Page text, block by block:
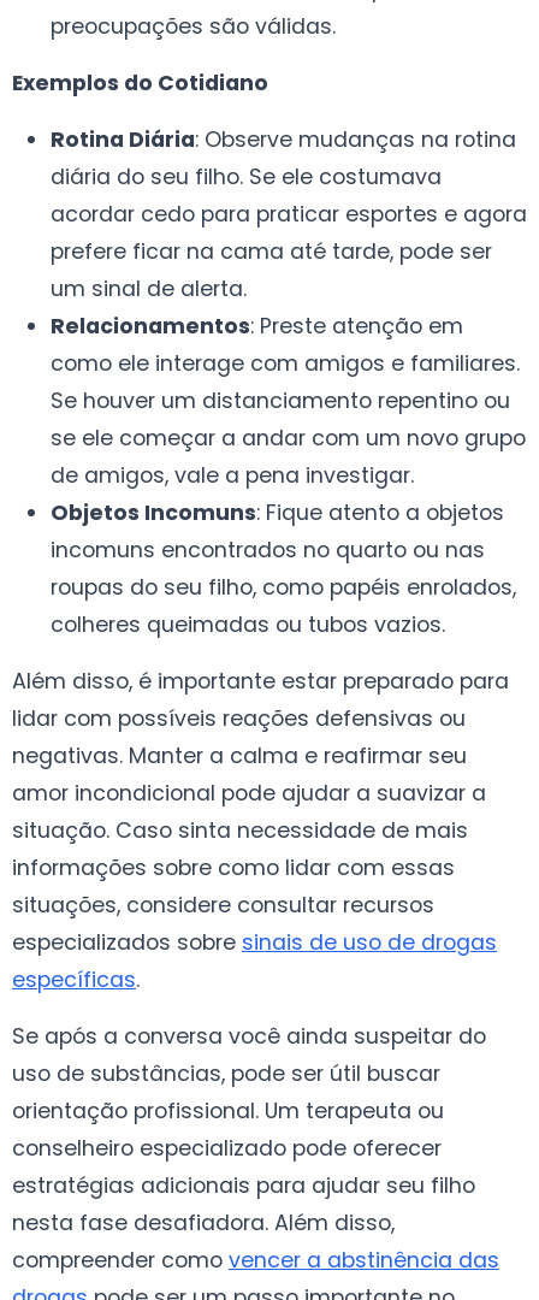
preocupações são válidas.
Exemplos do Cotidiano
Rotina Diária: Observe mudanças na rotina
diária do seu filho. Se ele costumava
acordar cedo para praticar esportes e agora
prefere ficar na cama até tarde, pode ser
um sinal de alerta.
Relacionamentos: Preste atenção em
como ele interage com amigos e familiares.
Se houver um distanciamento repentino ou
se ele começar a andar com um novo grupo
de amigos, vale a pena investigar.
Objetos Incomuns: Fique atento a objetos
incomuns encontrados no quarto ou nas
roupas do seu filho, como papéis enrolados,
colheres queimadas ou tubos vazios.
Além disso, é importante estar preparado para
lidar com possíveis reações defensivas ou
negativas. Manter a calma e reafirmar seu
amor incondicional pode ajudar a suavizar a
situação. Caso sinta necessidade de mais
informações sobre como lidar com essas
situações, considere consultar recursos
especializados sobre sinais de uso de drogas
específicas.
Se após a conversa você ainda suspeitar do
uso de substâncias, pode ser útil buscar
orientação profissional. Um terapeuta ou
conselheiro especializado pode oferecer
estratégias adicionais para ajudar seu filho
nesta fase desafiadora. Além disso,
compreender como vencer a abstinência das